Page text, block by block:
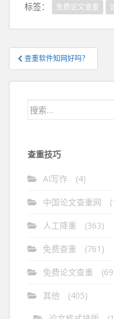
标签： 免费论文查重
文
章
导
查重软件知网好吗？
搜
查重技巧
AI写作 (4)
中国论文查重网
人工降重 (363)
免费查重 (761)
免费论文查重
其他
(405)